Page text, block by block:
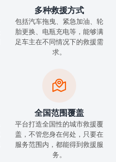
多种救援方式
包括汽车拖曳、紧急加油、轮
胎更换、电瓶充电等，能够满
足车主在不同情况下的救援需
求。

全国范围覆盖
平台打造全国性的城市救援覆
盖，不管您身在何处，只要在
服务范围内，都能得到救援服
务。